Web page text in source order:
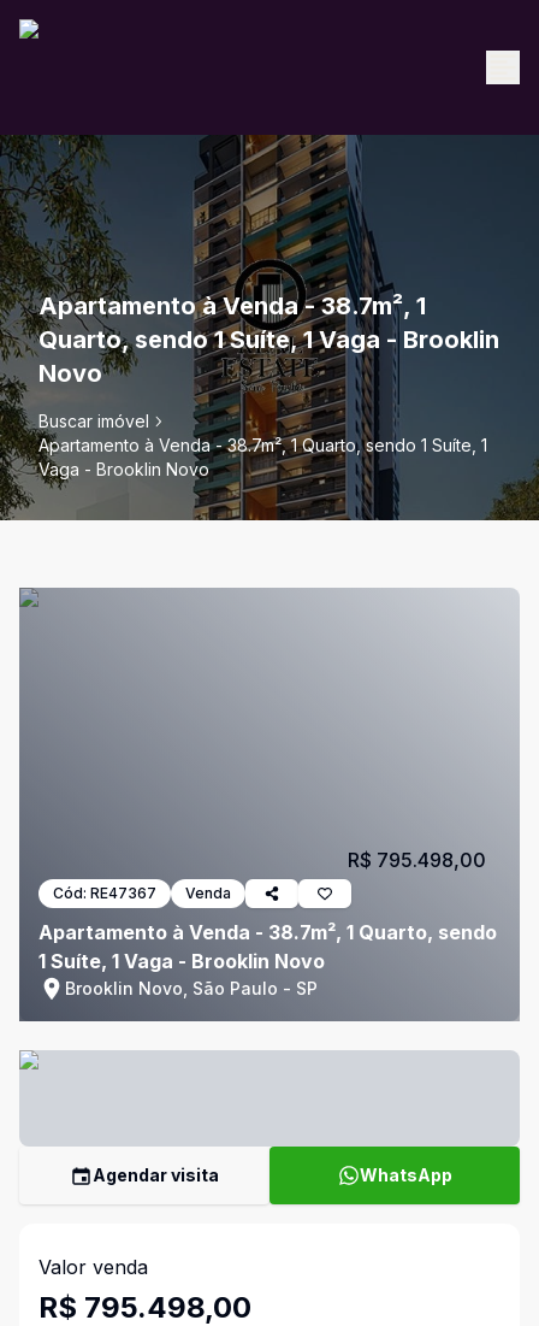
Apartamento à Venda - 38.7m², 1
Quarto, sendo 1 Suíte, 1 Vaga - Brooklin
Novo
Buscar imóvel
Apartamento à Venda - 38.7m², 1 Quarto, sendo 1 Suíte, 1
Vaga - Brooklin Novo
Cód: RE47367 Venda
Apartamento à Venda - 38.7m², 1 Quarto, sendo
1 Suíte, 1 Vaga - Brooklin Novo
Brooklin Novo, São Paulo - SP
R$ 795.498,00
Agendar visita WhatsApp
Valor venda
R$ 795.498,00